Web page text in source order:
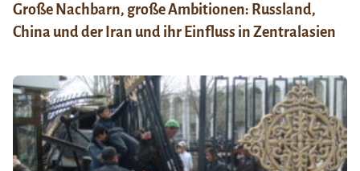
Große Nachbarn, große Ambitionen: Russland,
China und der Iran und ihr Einfluss in Zentralasien